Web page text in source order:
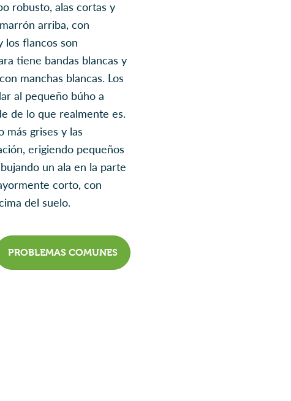
robusto, alas cortas y
arriba, con
los flancos son
tiene bandas blancas y
manchas blancas. Los
al pequeño búho a
de lo que realmente es.
más grises y las
erigiendo pequeños
un ala en la parte
corto, con
del suelo.
PROBLEMAS COMUNES